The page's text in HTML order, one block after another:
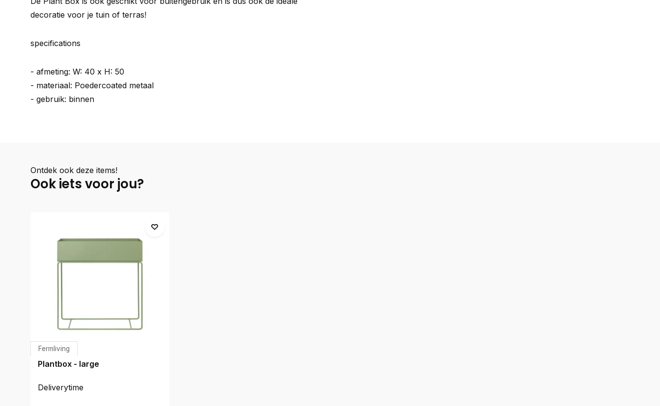
decoratie voor je tuin of terras!
specifications
- afmeting: W: 40 x H: 50
- materiaal: Poedercoated metaal
- gebruik: binnen
Ontdek ook deze items!
Ook iets voor jou?
Fermliving
Plantbox - large
Deliverytime